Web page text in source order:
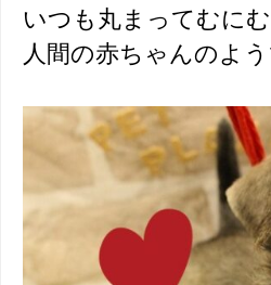
いつも丸まってむにむ
人間の赤ちゃんのよ